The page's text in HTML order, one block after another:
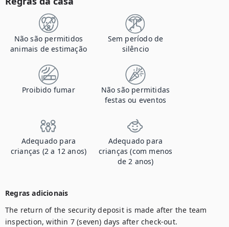
Não são permitidos
animais de estimação
Sem período de
silêncio
Proibido fumar
Não são permitidas
festas ou eventos
Adequado para
crianças (2 a 12 anos)
Adequado para
crianças (com menos
de 2 anos)
Regras adicionais
The return of the security deposit is made after the team
inspection, within 7 (seven) days after check-out.